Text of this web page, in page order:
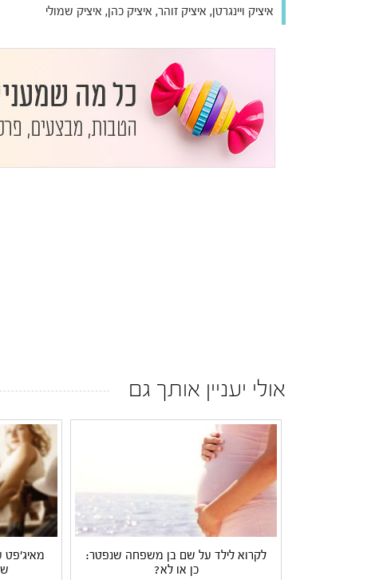
איציק ויינגרטן, איציק זוהר, איציק כהן, איציק שמולי
אולי יעניין אותך גם
לקרוא לילד על שם בן משפחה שנפטר:
כן או לא?
מאיג'פט